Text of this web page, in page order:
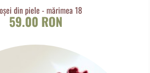
din piele - mărimea 18
59.00 RON